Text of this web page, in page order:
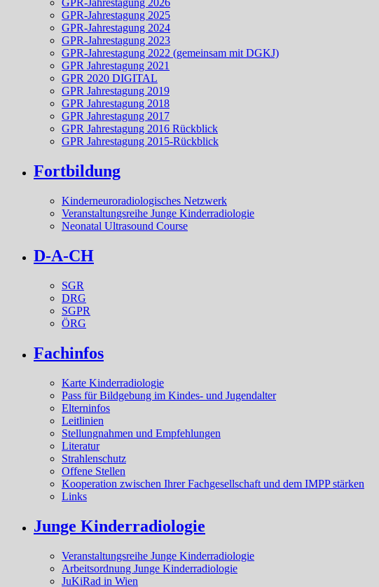
GPR-Jahrestagung 2026
GPR-Jahrestagung 2025
GPR-Jahrestagung 2024
GPR-Jahrestagung 2023
GPR-Jahrestagung 2022 (gemeinsam mit DGKJ)
GPR Jahrestagung 2021
GPR 2020 DIGITAL
GPR Jahrestagung 2019
GPR Jahrestagung 2018
GPR Jahrestagung 2017
GPR Jahrestagung 2016 Rückblick
GPR Jahrestagung 2015-Rückblick
Fortbildung
Kinderneuroradiologisches Netzwerk
Veranstaltungsreihe Junge Kinderradiologie
Neonatal Ultrasound Course
D-A-CH
SGR
DRG
SGPR
ÖRG
Fachinfos
Karte Kinderradiologie
Pass für Bildgebung im Kindes- und Jugendalter
Elterninfos
Leitlinien
Stellungnahmen und Empfehlungen
Literatur
Strahlenschutz
Offene Stellen
Kooperation zwischen Ihrer Fachgesellschaft und dem IMPP stärken
Links
Junge Kinderradiologie
Veranstaltungsreihe Junge Kinderradiologie
Arbeitsordnung Junge Kinderradiologie
JuKiRad in Wien